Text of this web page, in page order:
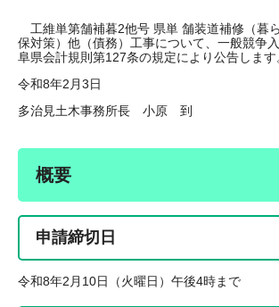
工維単第舗補暮2他号 県単 舗装道補修（暮
保対策）他（債務）工事について、一般競争
阜県会計規則第127条の規定により公告します
令和8年2月3日
多治見土木事務所長 小原 到
概要
申請締切日
令和8年2月10日（火曜日）午後4時まで